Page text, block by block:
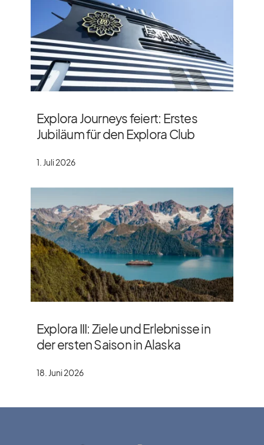
Explora Journeys feiert: Erstes
Jubiläum für den Explora Club
1. Juli 2026
Explora III: Ziele und Erlebnisse in
der ersten Saison in Alaska
18. Juni 2026